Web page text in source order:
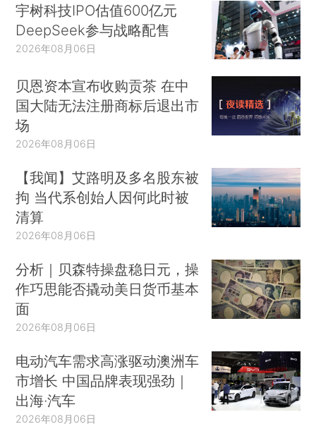
宇树科技IPO估值600亿元
DeepSeek参与战略配售
2026年08月06日
贝恩资本宣布收购贡茶 在中
国大陆无法注册商标后退出市
场
2026年08月06日
【我闻】艾路明及多名股东被
拘 当代系创始人因何此时被
清算
2026年08月06日
分析｜贝森特操盘稳日元，操
作巧思能否撬动美日货币基本
面
2026年08月06日
电动汽车需求高涨驱动澳洲车
市增长 中国品牌表现强劲｜
出海·汽车
2026年08月06日